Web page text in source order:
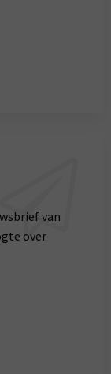
van
over